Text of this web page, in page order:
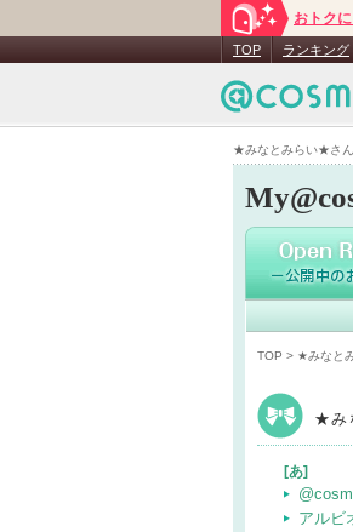
★みなとみらい★さん
おトク
TOP ランキング
★
TOP > ★みなと
★み
[あ]
アルビ